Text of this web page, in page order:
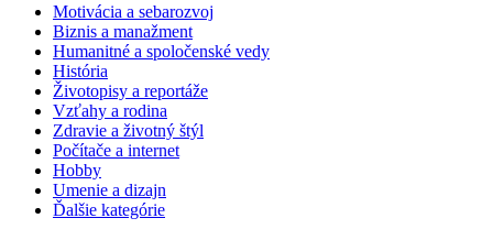
Motivácia a sebarozvoj
Biznis a manažment
Humanitné a spoločenské vedy
História
Životopisy a reportáže
Vzťahy a rodina
Zdravie a životný štýl
Počítače a internet
Hobby
Umenie a dizajn
Ďalšie kategórie